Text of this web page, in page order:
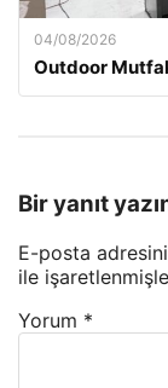
04/08/2026
Outdoor
Bir yanıt
E-posta
ile
Yorum *